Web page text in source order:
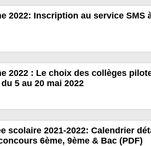
2022: Inscription au service SMS
2022 : Le choix des collèges
5 au 20 mai 2022
scolaire 2021-2022: Calendrier
6ème, 9ème & Bac (PDF)